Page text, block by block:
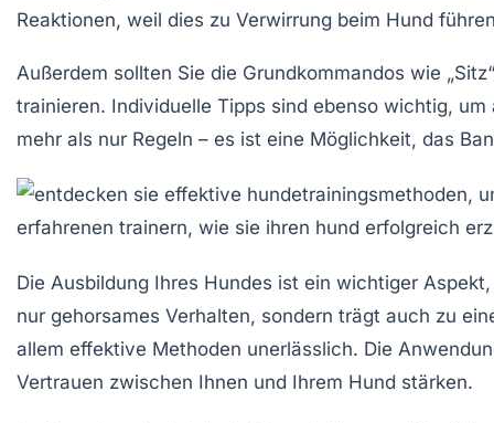
Reaktionen, weil dies zu Verwirrung beim Hund
Außerdem sollten Sie die Grundkommandos wie
trainieren. Individuelle Tipps sind ebenso wichtig,
mehr als nur Regeln – es ist eine Möglichkeit, das
Die Ausbildung Ihres Hundes ist ein wichtiger Aspekt
nur gehorsames Verhalten, sondern trägt auch zu
allem effektive Methoden unerlässlich. Die
Vertrauen zwischen Ihnen und Ihrem Hund stärken.